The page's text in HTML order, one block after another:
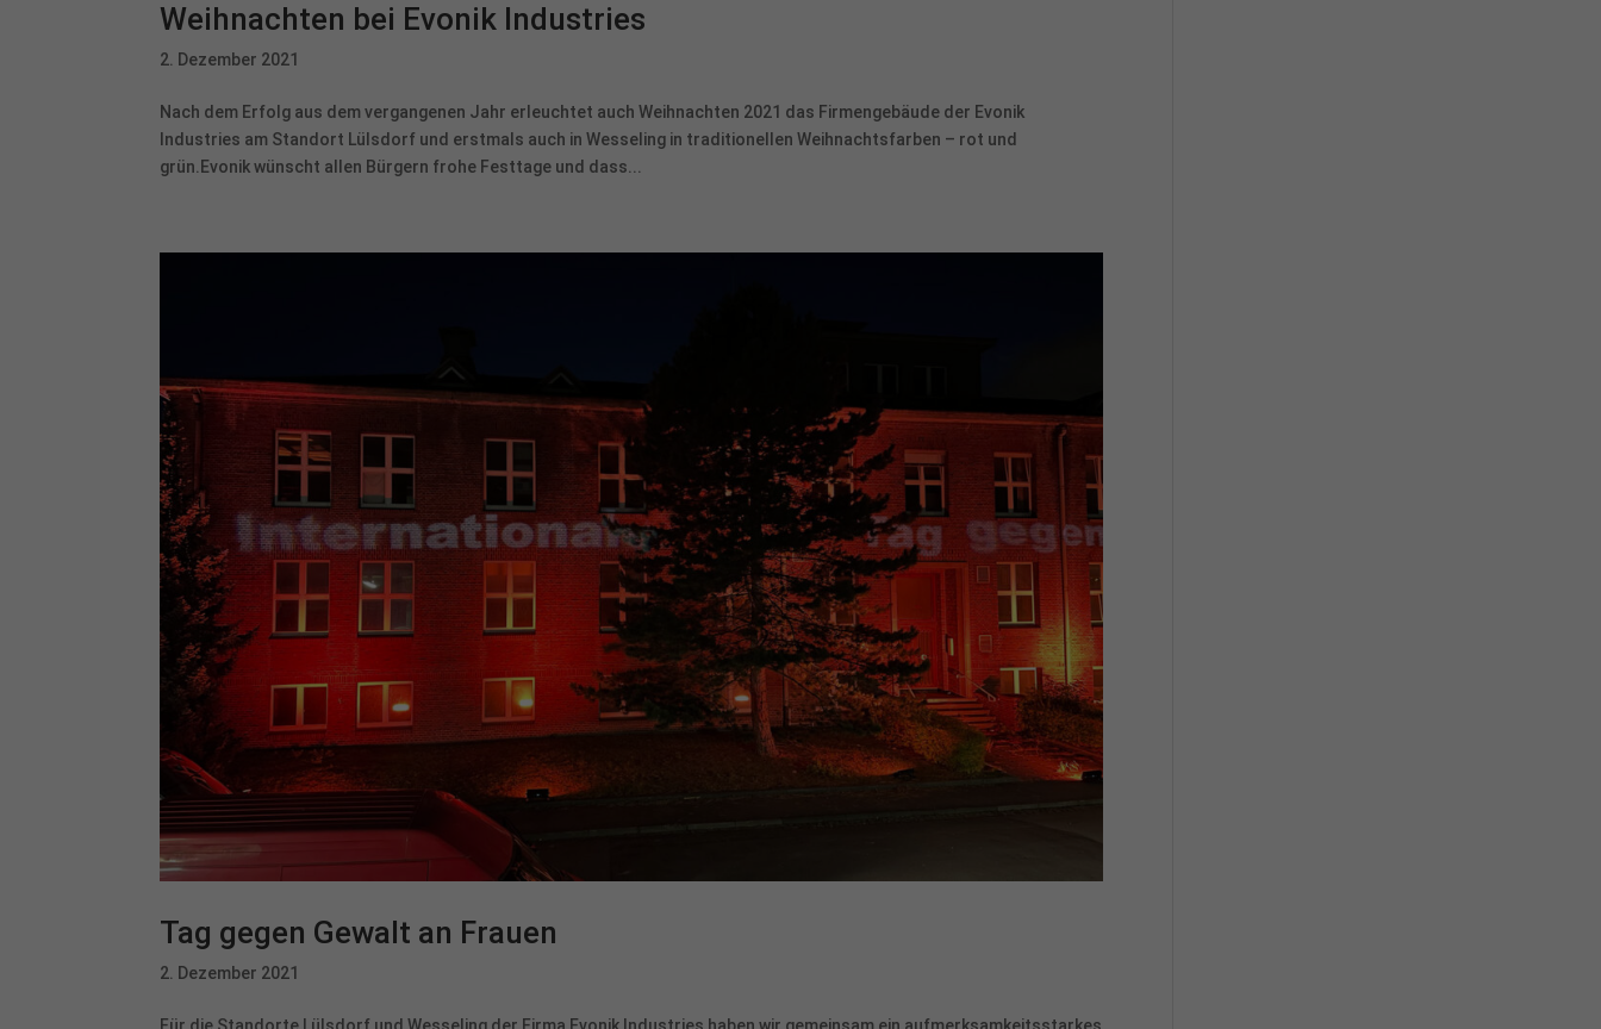
Weihnachten bei Evonik Industries
2. Dezember 2021
Nach dem Erfolg aus dem vergangenen Jahr erleuchtet auch Weihnachten 2021 das Firmengebäude der Evonik
Industries am Standort Lülsdorf und erstmals auch in Wesseling in traditionellen Weihnachtsfarben – rot und
grün.Evonik wünscht allen Bürgern frohe Festtage und dass...
Tag gegen Gewalt an Frauen
2. Dezember 2021
Für die Standorte Lülsdorf und Wesseling der Firma Evonik Industries haben wir gemeinsam ein aufmerksamkeitsstarkes